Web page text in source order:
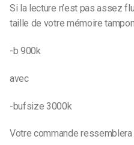
Si la lecture n’est pas assez
taille de votre mémoire
-b 900k
avec
-bufsize 3000k
Votre commande ressemblera